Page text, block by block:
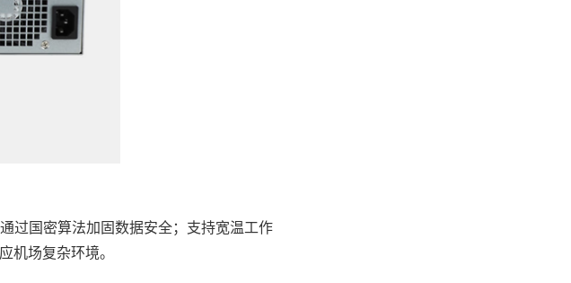
过国密算法加固数据安全；支持宽温工作
场复杂环境。